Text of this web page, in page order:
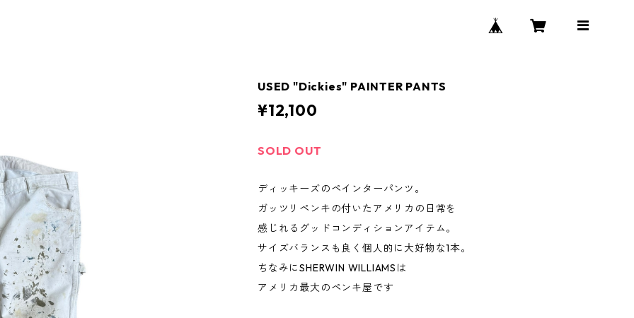
USED "Dickies" PAINTER PANTS
¥12,100
SOLD OUT
ディッキーズのペインターパンツ。
ガッツリペンキの付いたアメリカの日常を
感じれるグッドコンディションアイテム。
サイズバランスも良く個人的に大好物な1本。
ちなみにSHERWIN WILLIAMSは
アメリカ最大のペンキ屋です